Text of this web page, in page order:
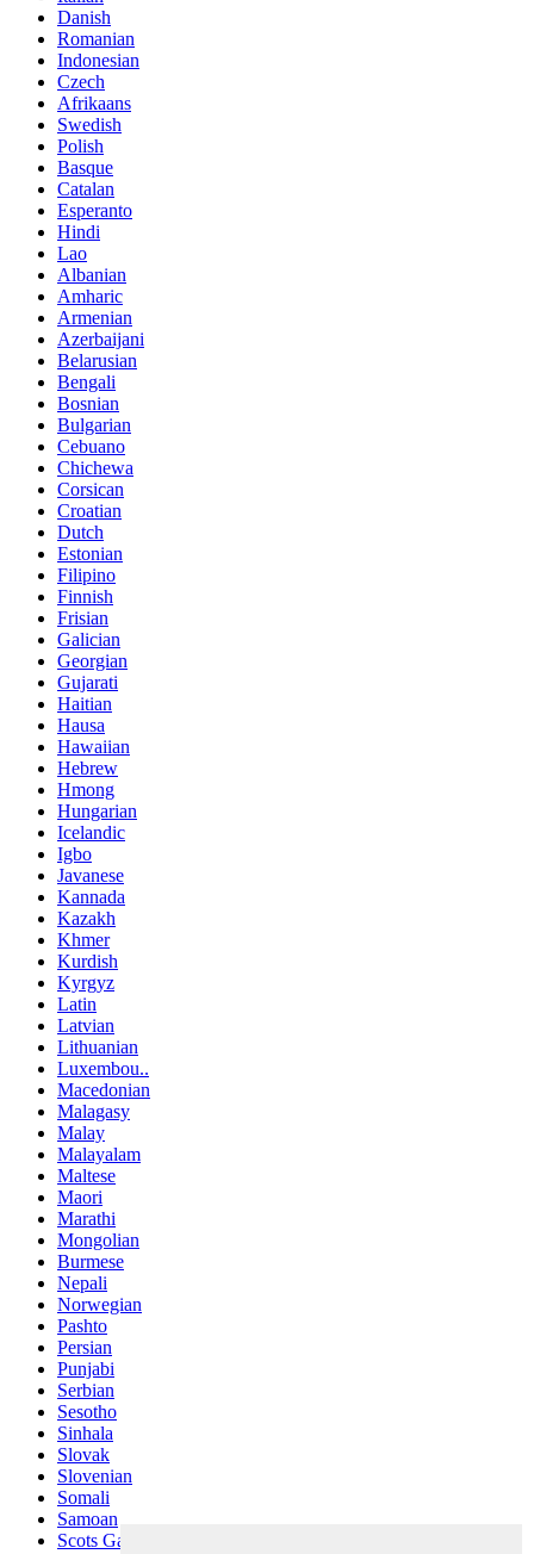
Danish
Romanian
Indonesian
Czech
Afrikaans
Swedish
Polish
Basque
Catalan
Esperanto
Hindi
Lao
Albanian
Amharic
Armenian
Azerbaijani
Belarusian
Bengali
Bosnian
Bulgarian
Cebuano
Chichewa
Corsican
Croatian
Dutch
Estonian
Filipino
Finnish
Frisian
Galician
Georgian
Gujarati
Haitian
Hausa
Hawaiian
Hebrew
Hmong
Hungarian
Icelandic
Igbo
Javanese
Kannada
Kazakh
Khmer
Kurdish
Kyrgyz
Latin
Latvian
Lithuanian
Luxembou..
Macedonian
Malagasy
Malay
Malayalam
Maltese
Maori
Marathi
Mongolian
Burmese
Nepali
Norwegian
Pashto
Persian
Punjabi
Serbian
Sesotho
Sinhala
Slovak
Slovenian
Somali
Samoan
Scots Gaelic